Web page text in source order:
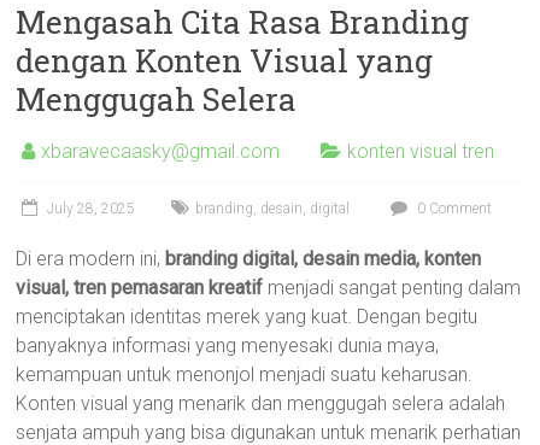
Mengasah Cita Rasa Branding
dengan Konten Visual yang
Menggugah Selera
xbaravecaasky@gmail.com konten visual tren
July 28, 2025 branding, desain, digital 0 Comment
Di era modern ini, branding digital, desain media, konten
visual, tren pemasaran kreatif menjadi sangat penting dalam
menciptakan identitas merek yang kuat. Dengan begitu
banyaknya informasi yang menyesaki dunia maya,
kemampuan untuk menonjol menjadi suatu keharusan.
Konten visual yang menarik dan menggugah selera adalah
senjata ampuh yang bisa digunakan untuk menarik perhatian